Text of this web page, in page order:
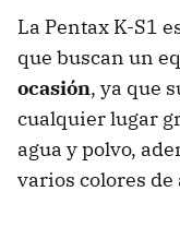
La Pentax K-S1
que buscan un
ocasión, ya que
cualquier lugar
agua y polvo,
varios colores de